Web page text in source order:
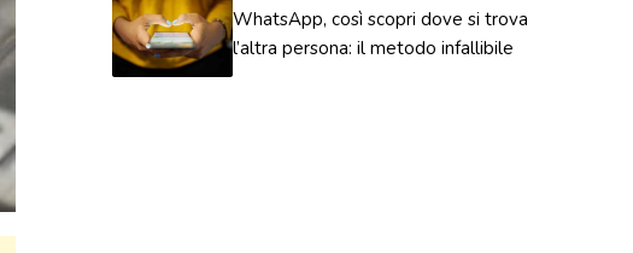
WhatsApp, così scopri dove si trova
l’altra persona: il metodo infallibile